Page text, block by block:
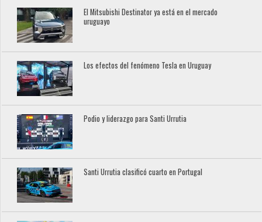
El Mitsubishi Destinator ya está en el mercado
uruguayo
Los efectos del fenómeno Tesla en Uruguay
Podio y liderazgo para Santi Urrutia
Santi Urrutia clasificó cuarto en Portugal